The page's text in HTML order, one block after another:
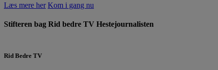
Læs mere her Kom i gang nu
Stifteren bag Rid bedre TV Hestejournalisten
Rid Bedre TV